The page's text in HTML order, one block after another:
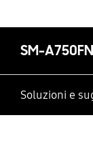
SM-
Soluzioni e